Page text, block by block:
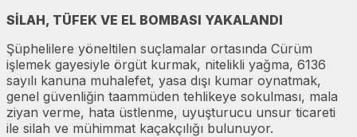
SİLAH, TÜFEK VE EL BOMBASI YAKALANDI
Şüphelilere yöneltilen suçlamalar ortasında Cürüm
işlemek gayesiyle örgüt kurmak, nitelikli yağma, 6136
sayılı kanuna muhalefet, yasa dışı kumar oynatmak,
genel güvenliğin taammüden tehlikeye sokulması, mala
ziyan verme, hata üstlenme, uyuşturucu unsur ticareti
ile silah ve mühimmat kaçakçılığı bulunuyor.